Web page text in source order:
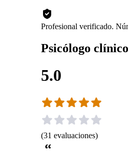
Profesional verificado.
Psicólogo
5.0
(31 evaluaciones)